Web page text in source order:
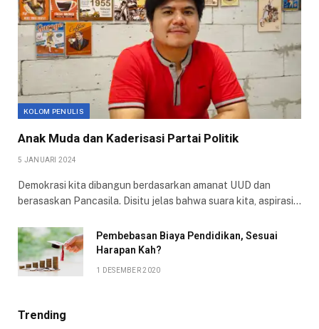
KOLOM PENULIS
Anak Muda dan Kaderisasi Partai Politik
5 JANUARI 2024
Demokrasi kita dibangun berdasarkan amanat UUD dan
berasaskan Pancasila. Disitu jelas bahwa suara kita, aspirasi…
Pembebasan Biaya Pendidikan, Sesuai
Harapan Kah?
1 DESEMBER 2020
Trending